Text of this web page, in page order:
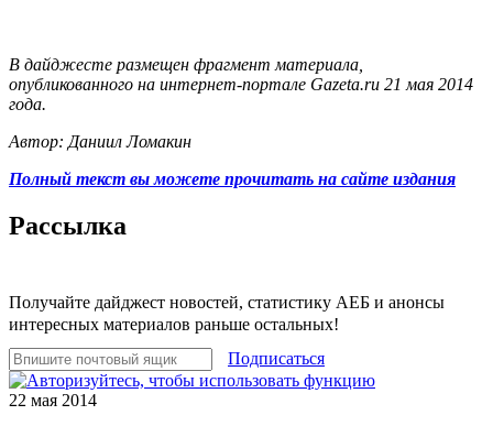
В дайджесте размещен фрагмент материала,
опубликованного на интернет-портале Gazeta.ru 21 мая 2014
года.
Автор: Даниил Ломакин
Полный текст вы можете прочитать на сайте издания
Рассылка
Получайте дайджест новостей, статистику АЕБ и анонсы
интересных материалов раньше остальных!
Подписаться
22 мая 2014